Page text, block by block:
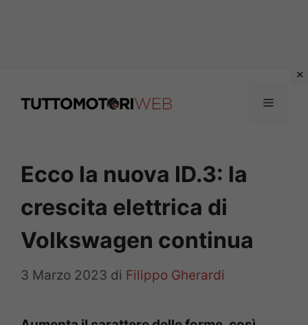
Menu
Ecco la nuova ID.3: la
crescita elettrica di
Volkswagen continua
3 Marzo 2023 di Filippo Gherardi